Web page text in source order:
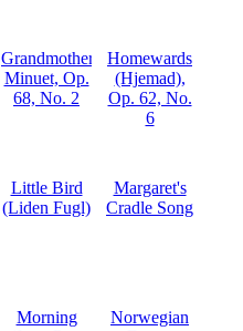
Grandmother's
Minuet, Op.
68, No. 2
Homewards
(Hjemad),
Op. 62, No.
6
Little Bird
(Liden Fugl)
Margaret's
Cradle Song
Morning
Norwegian